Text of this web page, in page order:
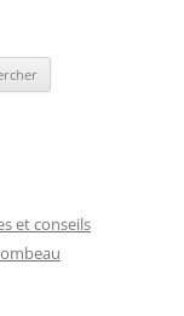
et conseils